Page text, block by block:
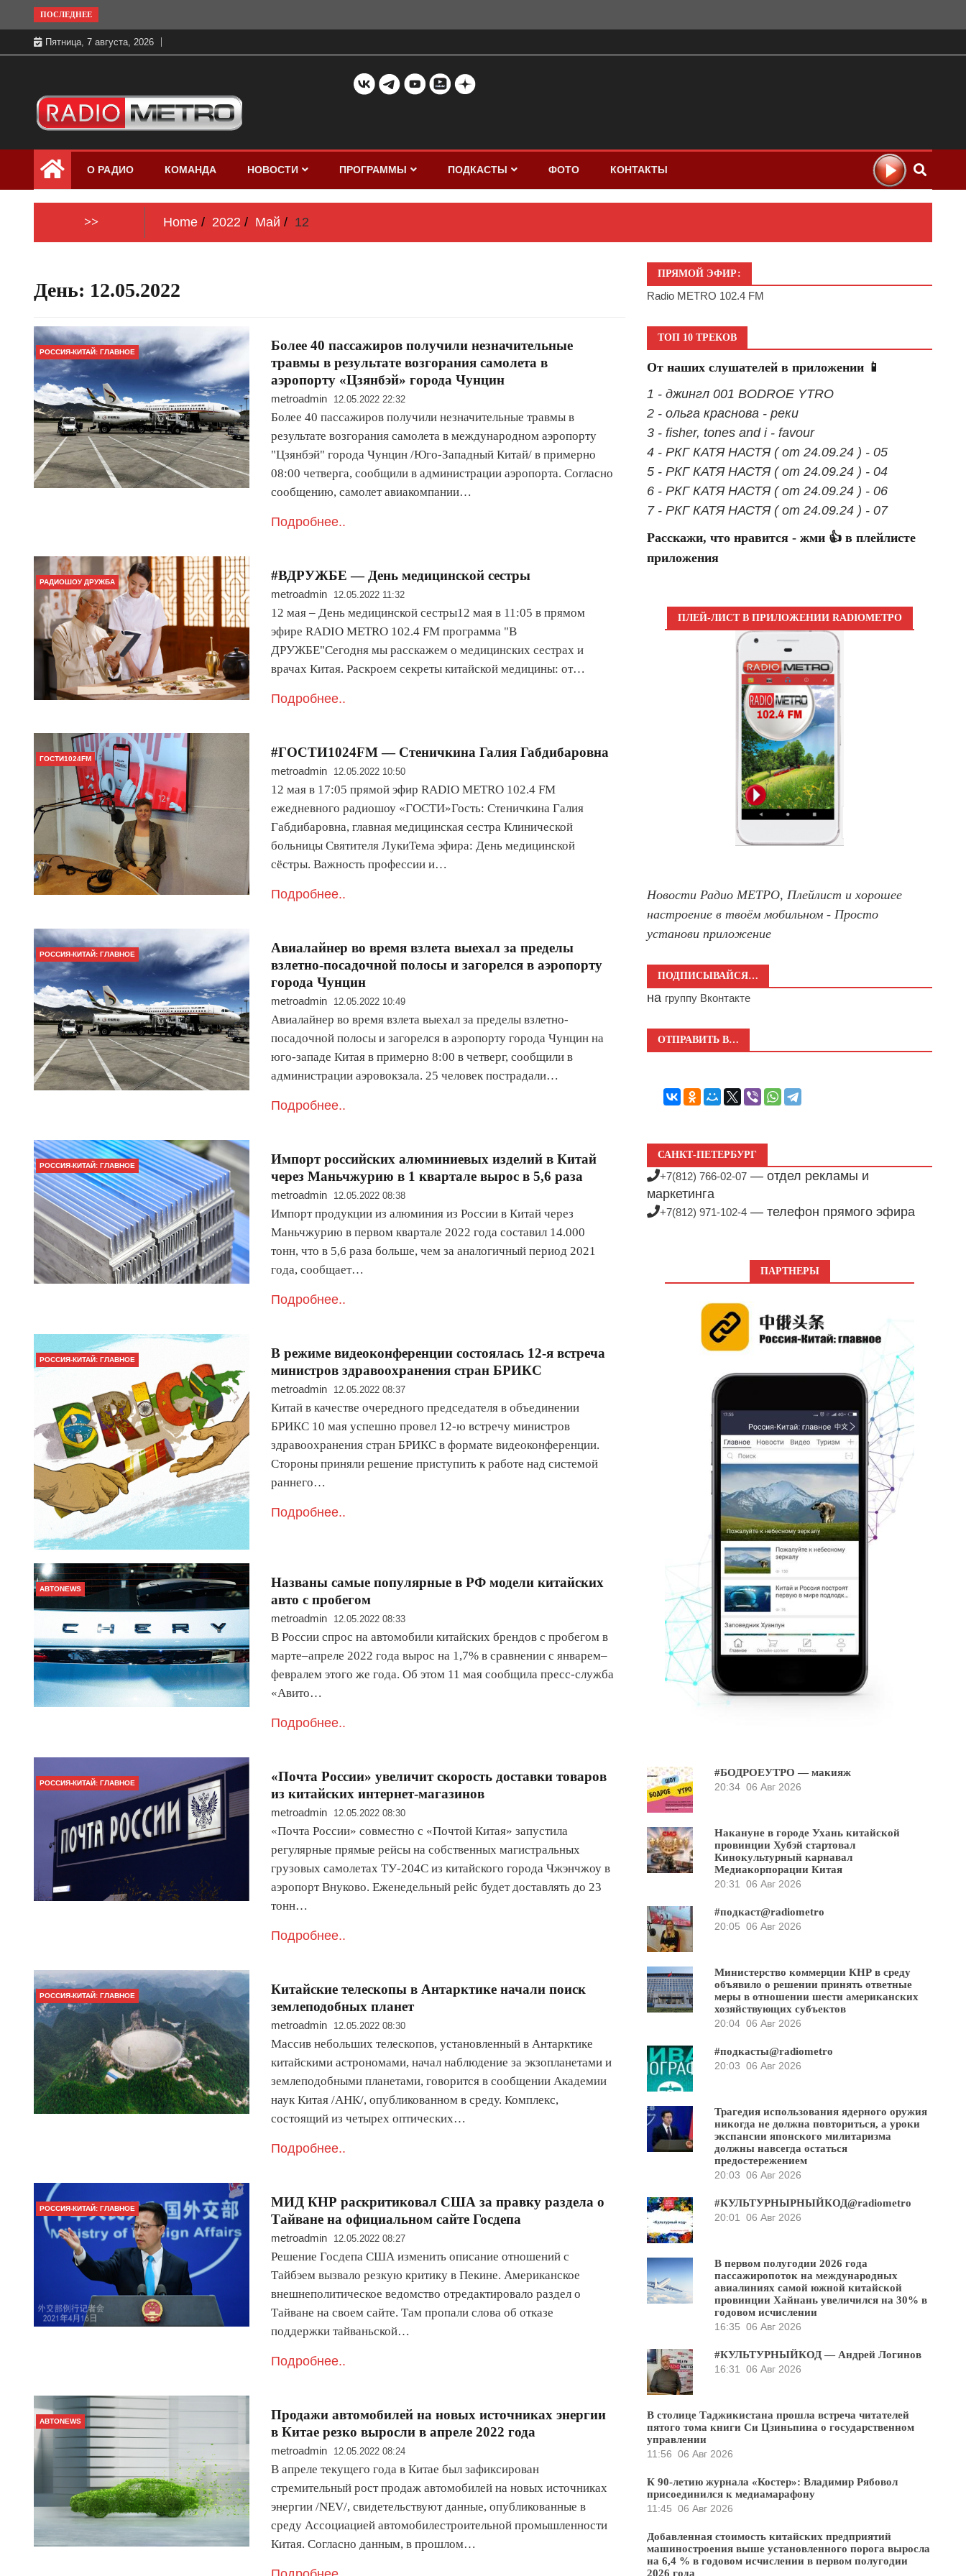
to
content
ПОСЛЕДНЕЕ
Пятница, 7 августа, 2026
Радио МЕТРО
бесплатно в хорошем качестве Санкт-
Петербург и Россия
О РАДИО КОМАНДА НОВОСТИ ПРОГРАММЫ ПОДКАСТЫ ФОТО КОНТАКТЫ
>> Home 2022 Май 12
День: 12.05.2022
РОССИЯ-КИТАЙ: ГЛАВНОЕ
Более 40 пассажиров получили незначительные
травмы в результате возгорания самолета в
аэропорту «Цзянбэй» города Чунцин
metroadmin 12.05.2022 22:32
Более 40 пассажиров получили незначительные травмы в
результате возгорания самолета в международном аэропорту
"Цзянбэй" города Чунцин /Юго-Западный Китай/ в примерно
08:00 четверга, сообщили в администрации аэропорта. Согласно
сообщению, самолет авиакомпании…
Подробнее..
РАДИОШОУ ДРУЖБА #ВДРУЖБЕ — День медицинской сестры
metroadmin 12.05.2022 11:32
12 мая – День медицинской сестры12 мая в 11:05 в прямом
эфире RADIO METRO 102.4 FM программа "В
ДРУЖБЕ"Сегодня мы расскажем о медицинских сестрах и
врачах Китая. Раскроем секреты китайской медицины: от…
Подробнее..
ГОСТИ1024FM #ГОСТИ1024FM — Стеничкина Галия Габдибаровна
metroadmin 12.05.2022 10:50
12 мая в 17:05 прямой эфир RADIO METRO 102.4 FM
ежедневного радиошоу «ГОСТИ»Гость: Стеничкина Галия
Габдибаровна, главная медицинская сестра Клинической
больницы Святителя ЛукиТема эфира: День медицинской
сёстры. Важность профессии и…
Подробнее..
РОССИЯ-КИТАЙ: ГЛАВНОЕ
Авиалайнер во время взлета выехал за пределы
взлетно-посадочной полосы и загорелся в аэропорту
города Чунцин
metroadmin 12.05.2022 10:49
Авиалайнер во время взлета выехал за пределы взлетно-
посадочной полосы и загорелся в аэропорту города Чунцин на
юго-западе Китая в примерно 8:00 в четверг, сообщили в
администрации аэровокзала. 25 человек пострадали…
Подробнее..
РОССИЯ-КИТАЙ: ГЛАВНОЕ
Импорт российских алюминиевых изделий в Китай
через Маньчжурию в 1 квартале вырос в 5,6 раза
metroadmin 12.05.2022 08:38
Импорт продукции из алюминия из России в Китай через
Маньчжурию в первом квартале 2022 года составил 14.000
тонн, что в 5,6 раза больше, чем за аналогичный период 2021
года, сообщает…
Подробнее..
РОССИЯ-КИТАЙ: ГЛАВНОЕ
В режиме видеоконференции состоялась 12-я встреча
министров здравоохранения стран БРИКС
metroadmin 12.05.2022 08:37
Китай в качестве очередного председателя в объединении
БРИКС 10 мая успешно провел 12-ю встречу министров
здравоохранения стран БРИКС в формате видеоконференции.
Стороны приняли решение приступить к работе над системой
раннего…
Подробнее..
АВТОNEWS
Названы самые популярные в РФ модели китайских
авто с пробегом
metroadmin 12.05.2022 08:33
В России спрос на автомобили китайских брендов с пробегом в
марте–апреле 2022 года вырос на 1,7% в сравнении с январем–
февралем этого же года. Об этом 11 мая сообщила пресс-служба
«Авито…
Подробнее..
РОССИЯ-КИТАЙ: ГЛАВНОЕ
«Почта России» увеличит скорость доставки товаров
из китайских интернет-магазинов
metroadmin 12.05.2022 08:30
«Почта России» совместно с «Почтой Китая» запустила
регулярные прямые рейсы на собственных магистральных
грузовых самолетах ТУ-204С из китайского города Чжэнчжоу в
аэропорт Внуково. Еженедельный рейс будет доставлять до 23
тонн…
Подробнее..
РОССИЯ-КИТАЙ: ГЛАВНОЕ
Китайские телескопы в Антарктике начали поиск
землеподобных планет
metroadmin 12.05.2022 08:30
Массив небольших телескопов, установленный в Антарктике
китайскими астрономами, начал наблюдение за экзопланетами и
землеподобными планетами, говорится в сообщении Академии
наук Китая /АНК/, опубликованном в среду. Комплекс,
состоящий из четырех оптических…
Подробнее..
РОССИЯ-КИТАЙ: ГЛАВНОЕ
МИД КНР раскритиковал США за правку раздела о
Тайване на официальном сайте Госдепа
metroadmin 12.05.2022 08:27
Решение Госдепа США изменить описание отношений с
Тайбэем вызвало резкую критику в Пекине. Американское
внешнеполитическое ведомство отредактировало раздел о
Тайване на своем сайте. Там пропали слова об отказе
поддержки тайваньской…
Подробнее..
АВТОNEWS
Продажи автомобилей на новых источниках энергии
в Китае резко выросли в апреле 2022 года
metroadmin 12.05.2022 08:24
В апреле текущего года в Китае был зафиксирован
стремительный рост продаж автомобилей на новых источниках
энергии /NEV/, свидетельствуют данные, опубликованные в
среду Ассоциацией автомобилестроительной промышленности
Китая. Согласно данным, в прошлом…
ПРЯМОЙ ЭФИР:
Radio METRO 102.4 FM
ТОП 10 ТРЕКОВ
От наших слушателей в приложении 📱
1 - джингл 001 BODROE YTRO
2 - ольга краснова - реки
3 - fisher, tones and i - favour
4 - РКГ КАТЯ НАСТЯ ( от 24.09.24 ) - 05
5 - РКГ КАТЯ НАСТЯ ( от 24.09.24 ) - 04
6 - РКГ КАТЯ НАСТЯ ( от 24.09.24 ) - 06
7 - РКГ КАТЯ НАСТЯ ( от 24.09.24 ) - 07
Расскажи, что нравится - жми 👍 в плейлисте
приложения
ПЛЕЙ-ЛИСТ В ПРИЛОЖЕНИИ RADIOМЕТРО
Новости Радио МЕТРО, Плейлист и хорошее
настроение в твоём мобильном - Просто
установи приложение
ПОДПИСЫВАЙСЯ…
на группу Вконтакте
ОТПРАВИТЬ В…
САНКТ-ПЕТЕРБУРГ
+7(812) 766-02-07 — отдел рекламы и
маркетинга
+7(812) 971-102-4 — телефон прямого эфира
ПАРТНЕРЫ
#БОДРОЕУТРО — макияж
20:34 06 Авг 2026
Накануне в городе Ухань китайской
провинции Хубэй стартовал
Кинокультурный карнавал
Медиакорпорации Китая
20:31
06 Авг 2026
#подкаст@radiometro
20:05 06 Авг 2026
Министерство коммерции КНР в среду
объявило о решении принять ответные
меры в отношении шести американских
хозяйствующих субъектов
20:04 06 Авг 2026
#подкасты@radiometro
20:03 06 Авг 2026
Трагедия использования ядерного оружия
никогда не должна повториться, а уроки
экспансии японского милитаризма
должны навсегда остаться
предостережением
20:03 06 Авг 2026
#КУЛЬТУРНЫРНЫЙКОД@radiometro
20:01
06 Авг 2026
В первом полугодии 2026 года
пассажиропоток на международных
авиалиниях самой южной китайской
провинции Хайнань увеличился на 30% в
годовом исчислении
16:35 06 Авг 2026
#КУЛЬТУРНЫЙКОД — Андрей Логинов
16:31
06 Авг 2026
В столице Таджикистана прошла встреча читателей
пятого тома книги Си Цзиньпина о государственном
управлении
11:56 06 Авг 2026
К 90-летию журнала «Костер»: Владимир Рябовол
присоединился к медиамарафону
11:45 06 Авг 2026
Добавленная стоимость китайских предприятий
машиностроения выше установленного порога выросла
на 6,4 % в годовом исчислении в первом полугодии
2026 года